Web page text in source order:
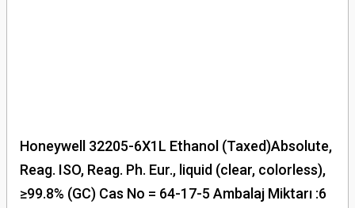
Honeywell 32205-6X1L Ethanol (Taxed)Absolute,
Reag. ISO, Reag. Ph. Eur., liquid (clear, colorless),
≥99.8% (GC) Cas No = 64-17-5 Ambalaj Miktarı :6